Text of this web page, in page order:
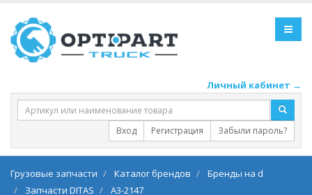
Личный кабинет →
Вход Регистрация Забыли пароль?
Грузовые запчасти Каталог брендов
Бренды на d
Запчасти DITAS
A3-2147